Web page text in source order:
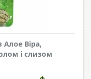
Віра,
і слизом